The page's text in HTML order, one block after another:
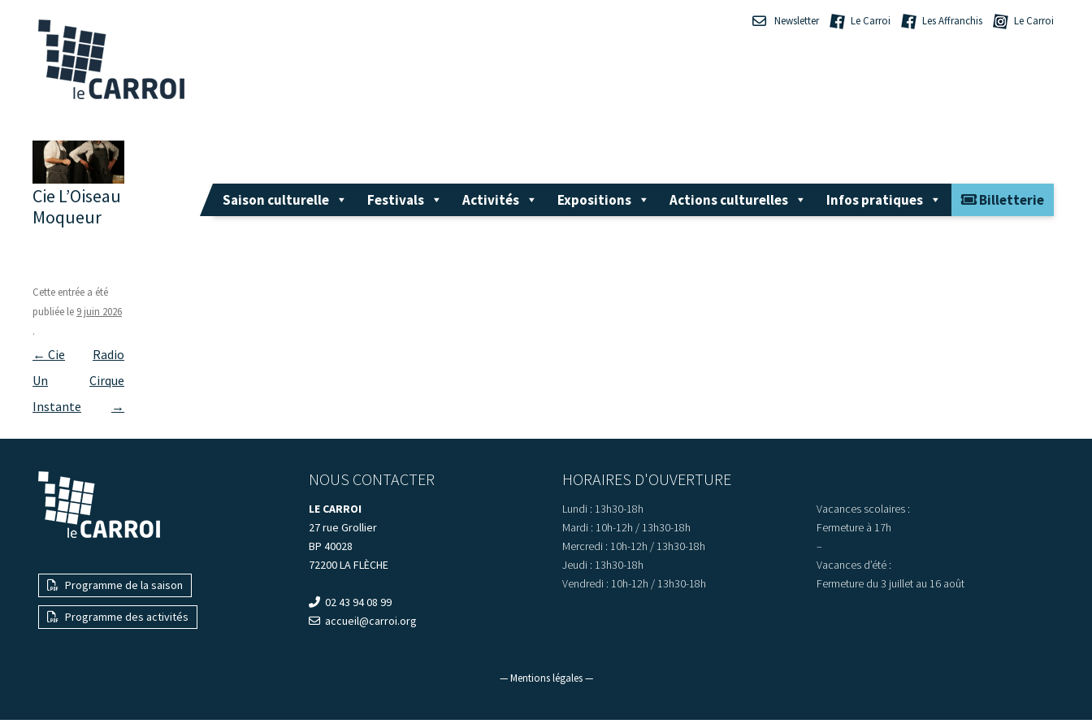
Saison culturelle Festivals Activités Expositions Actions culturelles Infos pratiques Billetterie
Newsletter Le Carroi Les Affranchis Le Carroi
Cie L’Oiseau
Moqueur
Cette entrée a été
publiée le 9 juin 2026
.
Navigation
des
articles
← Cie
Un
Instante
Radio
Cirque
→
Programme de la saison
Programme des activités
NOUS CONTACTER
LE CARROI
27 rue Grollier
BP 40028
72200 LA FLÈCHE
02 43 94 08 99
accueil@carroi.org
HORAIRES D'OUVERTURE
Lundi : 13h30-18h
Mardi : 10h-12h / 13h30-18h
Mercredi : 10h-12h / 13h30-18h
Jeudi : 13h30-18h
Vendredi : 10h-12h / 13h30-18h
Vacances scolaires :
Fermeture à 17h
–
Vacances d’été :
Fermeture du 3 juillet au 16 août
— Mentions légales —